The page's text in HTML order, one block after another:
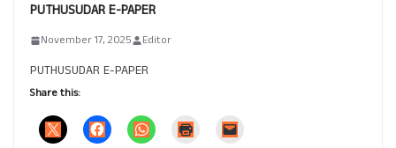
PUTHUSUDAR E-PAPER
November 17, 2025 Editor
PUTHUSUDAR E-PAPER
Share this: